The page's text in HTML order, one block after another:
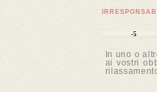
-5
In uno o
ai vostri